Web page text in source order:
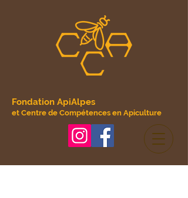
Fondation ApiAlpes
et Centre de Compétences en Apiculture